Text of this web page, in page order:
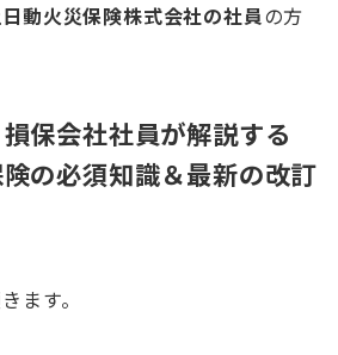
動火災保険株式会社の社員の方
保会社社員が解説する
険の必須知識＆最新の改訂
ます。